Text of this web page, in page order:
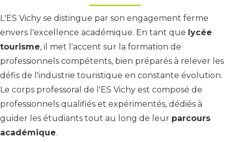
L'ES Vichy se distingue par son engagement ferme
envers l'excellence académique. En tant que lycée
tourisme, il met l'accent sur la formation de
professionnels compétents, bien préparés à relever les
défis de l'industrie touristique en constante évolution.
Le corps professoral de l'ES Vichy est composé de
professionnels qualifiés et expérimentés, dédiés à
guider les étudiants tout au long de leur parcours
académique.